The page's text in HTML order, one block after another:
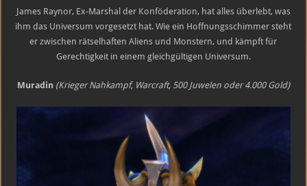
James Raynor, Ex-Marshal der Konföderation, hat alles überlebt, was
ihm das Universum vorgesetzt hat. Wie ein Hoffnungsschimmer steht
er zwischen rätselhaften Aliens und Monstern, und kämpft für
Gerechtigkeit in einem gleichgültigen Universum.
Muradin (Krieger Nahkampf, Warcraft, 500 Juwelen oder 4.000 Gold)